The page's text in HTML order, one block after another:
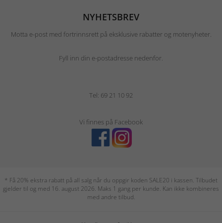
NYHETSBREV
Motta e-post med fortrinnsrett på eksklusive rabatter og motenyheter.
Fyll inn din e-postadresse nedenfor.
Tel: 69 21 10 92
Vi finnes på Facebook
* Få 20% ekstra rabatt på all salg når du oppgir koden SALE20 i kassen. Tilbudet
gjelder til og med 16. august 2026. Maks 1 gang per kunde. Kan ikke kombineres
med andre tilbud.